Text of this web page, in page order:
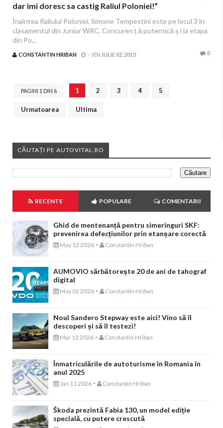
dar imi doresc sa castig Raliul Poloniei!”
Înaintea Raliului Poloniei, Simone Tempestini este pe locul 3 în
clasamentul din Junior WRC. Concuren ț ă puternică ș i la etapa
din Po...
CONSTANTIN HRIBAN - JOI, IULIE 02, 2015 0
PAGINI 1 DIN 6 1 2 3 4 5
Urmatoarea Ultima
CĂUTAȚI PE AUTOVITAL.RO
RECENTE POPULARE COMENTARII
Ghid de mentenanță pentru simeringuri SKF:
prevenirea defecțiunilor prin etanșare corectă
May 12 2026 - Constantin Hriban
AUMOVIO sărbătorește 20 de ani de tahograf
digital
May 02 2026 - Constantin Hriban
Noul Sandero Stepway este aici! Vino să îl
descoperi și să îl testezi!
Mar 13 2026 - Constantin Hriban
Înmatriculările de autoturisme în Romania în
anul 2025
Jan 11 2026 - Constantin Hriban
Škoda prezintă Fabia 130, un model ediție
specială, cu putere crescută